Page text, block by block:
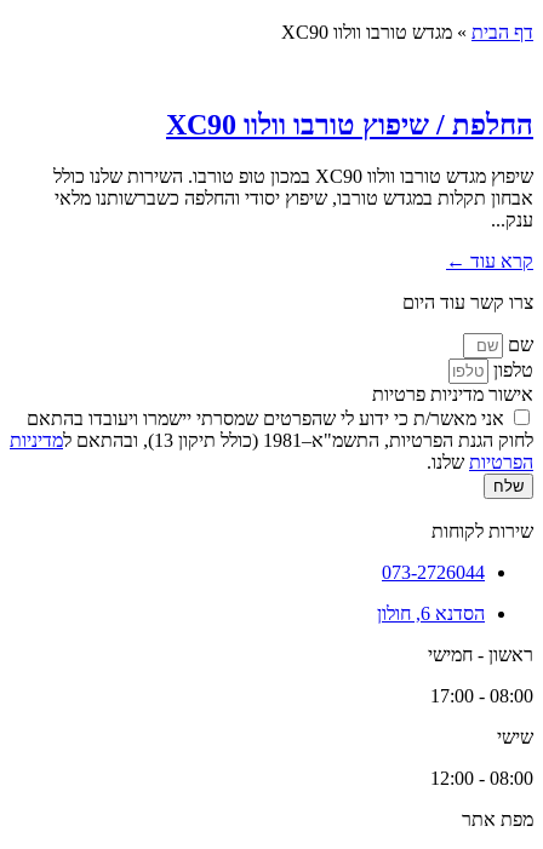
דף הבית » מגדש טורבו וולוו XC90
החלפת / שיפוץ טורבו וולוו XC90
שיפוץ מגדש טורבו וולוו XC90 במכון טופ טורבו. השירות שלנו כולל
אבחון תקלות במגדש טורבו, שיפוץ יסודי והחלפה כשברשותנו מלאי
ענק...
קרא עוד ←
צרו קשר עוד היום
שם
טלפון
אישור מדיניות פרטיות
אני מאשר/ת כי ידוע לי שהפרטים שמסרתי יישמרו ויעובדו בהתאם
לחוק הגנת הפרטיות, התשמ"א–1981 (כולל תיקון 13), ובהתאם ל
מדיניות
הפרטיות שלנו.
שלח
שירות לקוחות
073-2726044
הסדנא 6, חולון
ראשון - חמישי
08:00 - 17:00
שישי
08:00 - 12:00
מפת אתר